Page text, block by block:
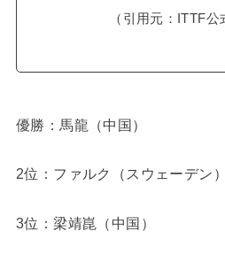
（引用元：ITTF公
優勝：馬龍（中国）
2位：ファルク（スウェーデン）
3位：梁靖崑（中国）